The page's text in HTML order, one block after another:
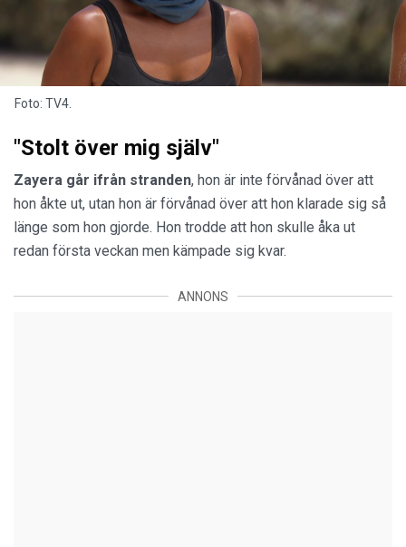
Foto: TV4.
"Stolt över mig själv"
Zayera går ifrån stranden, hon är inte förvånad över att
hon åkte ut, utan hon är förvånad över att hon klarade sig så
länge som hon gjorde. Hon trodde att hon skulle åka ut
redan första veckan men kämpade sig kvar.
ANNONS